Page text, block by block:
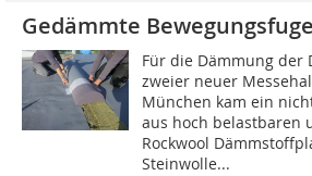
Gedämmte
Für die Dämmung der
zweier neuer
München kam ein
aus hoch belastbaren
Rockwool
Steinwolle...